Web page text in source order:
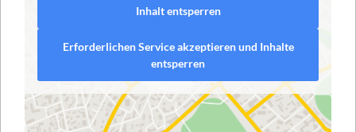
Inhalt entsperren
Erforderlichen Service akzeptieren und Inhalte
entsperren